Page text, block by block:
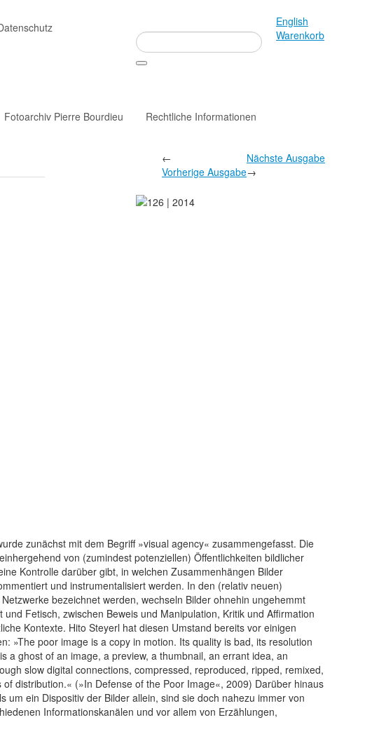
English
Warenkorb
Fotoarchiv Pierre Bourdieu
Rechtliche Informationen
←
Vorherige Ausgabe
Nächste Ausgabe
→
zunächst mit dem Begriff »visual agency« zusammengefasst. Die
von (zumindest potenziellen) Öffentlichkeiten bildlicher
Kontrolle darüber gibt, in welchen Zusammenhängen Bilder
und instrumentalisiert werden. In den (relativ neuen)
bezeichnet werden, wechseln Bilder ohnehin ungehemmt
Fetisch, zwischen Beweis und Manipulation, Kritik und Affirmation
Kontexte. Hito Steyerl hat diesen Umstand bereits vor einigen
»The poor image is a copy in motion. Its quality is bad, its resolution
a ghost of an image, a preview, a thumbnail, an errant idea, an
slow digital connections, compressed, reproduced, ripped, remixed,
distribution.« (»In Defense of the Poor Image«, 2009) Darüber hinaus
um ein Dispositiv der Bilder allein, sind sie doch nahezu immer von
Informationskanälen und vor allem von Erzählungen,